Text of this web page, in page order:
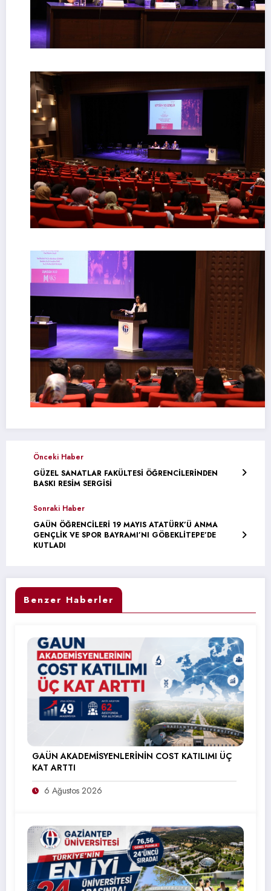
Önceki Haber
GÜZEL SANATLAR FAKÜLTESİ ÖĞRENCİLERİNDEN
BASKI RESİM SERGİSİ
Sonraki Haber
GAÜN ÖĞRENCİLERİ 19 MAYIS ATATÜRK’Ü ANMA
GENÇLİK VE SPOR BAYRAMI’NI GÖBEKLİTEPE’DE
KUTLADI
Benzer Haberler
GAÜN AKADEMİSYENLERİNİN COST KATILIMI ÜÇ
KAT ARTTI
6 Ağustos 2026